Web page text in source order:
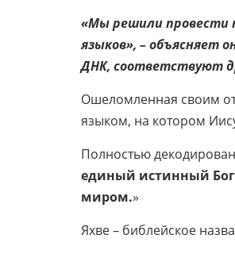
«Мы решили провести
языков», – объясняет
ДНК, соответствуют
Ошеломленная своим
языком, на котором
Полностью
единый истинный
миром.»
Яхве – библейское